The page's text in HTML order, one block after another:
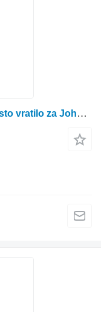
John Deere F058335 Z 12/26 zupčasto vratilo za John Deere 335 traktora točkaša